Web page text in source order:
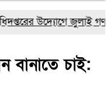
উদ্যোগে জুলাই
বানাতে চাই: